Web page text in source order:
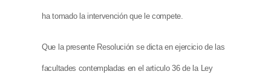
ha tomado la intervención que le compete.
Que la presente Resolución se dicta en ejercicio de las
facultades contempladas en el articulo 36 de la Ley